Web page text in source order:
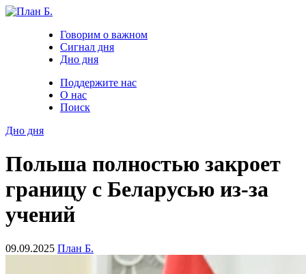
Говорим о важном
Сигнал дня
Дно дня
Поддержите нас
О нас
Поиск
Дно дня
Польша полностью закроет
границу с Беларусью из-за
учений
09.09.2025 План Б.